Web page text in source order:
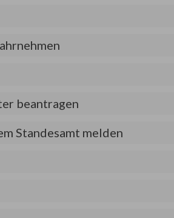
beantragen
Standesamt melden